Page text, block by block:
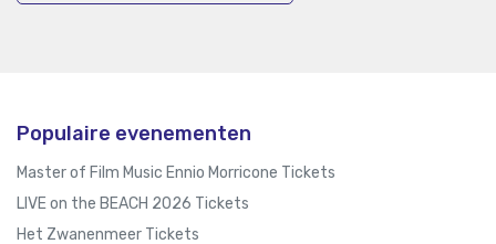
Populaire evenementen
Master of Film Music Ennio Morricone Tickets
LIVE on the BEACH 2026 Tickets
Het Zwanenmeer Tickets